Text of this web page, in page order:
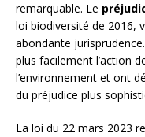
remarquable. Le
loi biodiversité de 2016,
abondante
plus facilement l’action
l’environnement et ont
du préjudice plus
La loi du 22 mars 2023